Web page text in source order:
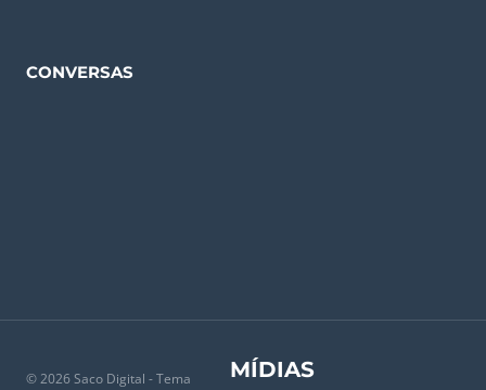
CONVERSAS
© 2026 Saco Digital - Tema
MÍDIAS